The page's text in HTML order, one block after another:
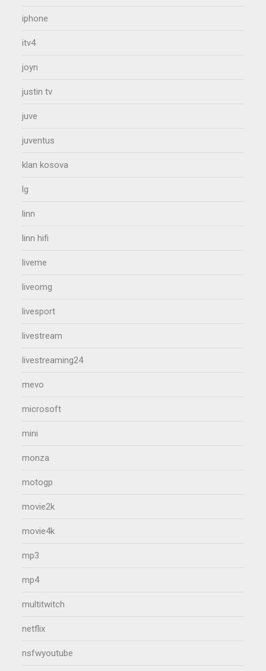
iphone
itv4
joyn
justin tv
juve
juventus
klan kosova
lg
linn
linn hifi
liveme
liveomg
livesport
livestream
livestreaming24
mevo
microsoft
mini
monza
motogp
movie2k
movie4k
mp3
mp4
multitwitch
netflix
nsfwyoutube